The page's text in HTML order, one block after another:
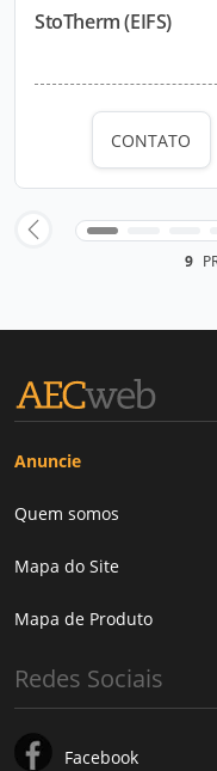
StoTherm (EIFS)
CONTATO
9
Anuncie
Quem somos
Mapa do Site
Mapa de Produto
Redes Sociais
Facebook